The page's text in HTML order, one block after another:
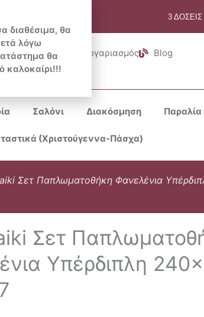
3
Λογαριασμός Blog
Σαλόνι Διακόσμηση Παραλία
(Χριστούγεννα-Πάσχα)
Σετ Παπλωματοθήκη Φανελένια
Σετ
Υπέρδιπλη
διαθέσιμα, θα
λόγω
θα
καλοκαίρι!!!